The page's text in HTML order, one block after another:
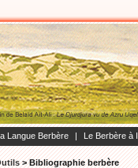
Langue Berbère | Le Berbère à
>Bibliographie berbère